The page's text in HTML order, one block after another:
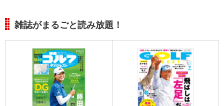
雑誌がまるごと読み放題！